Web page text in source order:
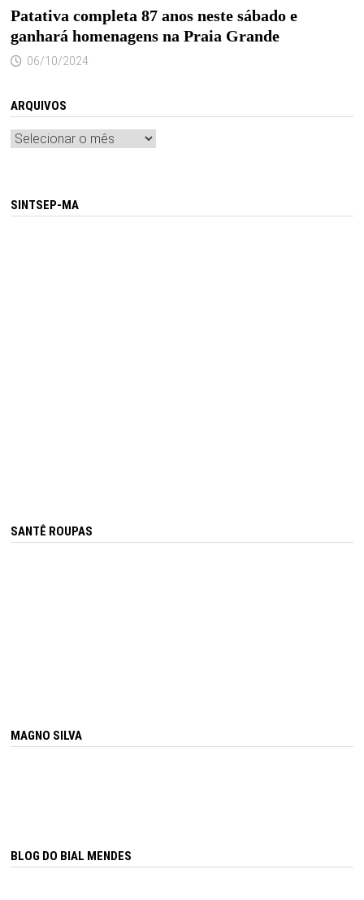
Patativa completa 87 anos neste sábado e
ganhará homenagens na Praia Grande
06/10/2024
ARQUIVOS
Arquivos
SINTSEP-MA
SANTÊ ROUPAS
MAGNO SILVA
BLOG DO BIAL MENDES